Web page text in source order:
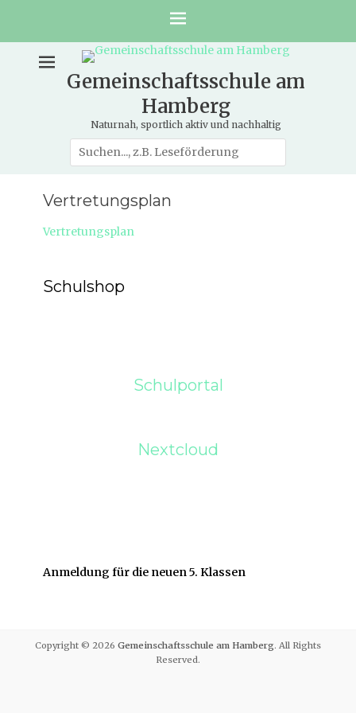
Gemeinschaftsschule am
Hamberg
Naturnah, sportlich aktiv und nachhaltig
Suche
nach:
Vertretungsplan
Vertretungsplan
Schulshop
Schulportal
Nextcloud
Anmeldung für die neuen 5. Klassen
Copyright © 2026 Gemeinschaftsschule am Hamberg. All Rights
Reserved.